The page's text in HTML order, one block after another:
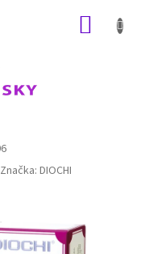
Značka: DIOCHI